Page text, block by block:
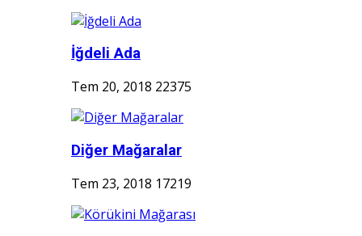
İğdeli Ada
Tem 20, 2018 22375
Diğer Mağaralar
Tem 23, 2018 17219